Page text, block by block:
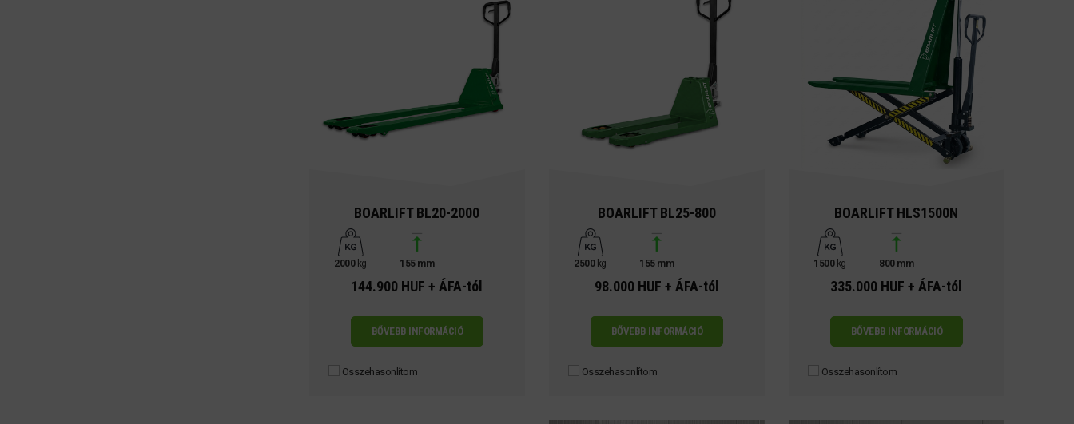
BOARLIFT BL20-2000
2000kg 155 mm
144.900 HUF + ÁFA-tól
BŐVEBB INFORMÁCIÓ
Összehasonlítom
BOARLIFT BL25-800
2500kg 155 mm
98.000 HUF + ÁFA-tól
BŐVEBB INFORMÁCIÓ
Összehasonlítom
BOARLIFT HLS1500N
1500kg 800 mm
335.000 HUF + ÁFA-tól
BŐVEBB INFORMÁCIÓ
Összehasonlítom